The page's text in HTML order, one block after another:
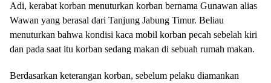
Adi, kerabat korban menuturkan korban bernama Gunawan alias
Wawan yang berasal dari Tanjung Jabung Timur. Beliau
menuturkan bahwa kondisi kaca mobil korban pecah sebelah kiri
dan pada saat itu korban sedang makan di sebuah rumah makan.
Berdasarkan keterangan korban, sebelum pelaku diamankan